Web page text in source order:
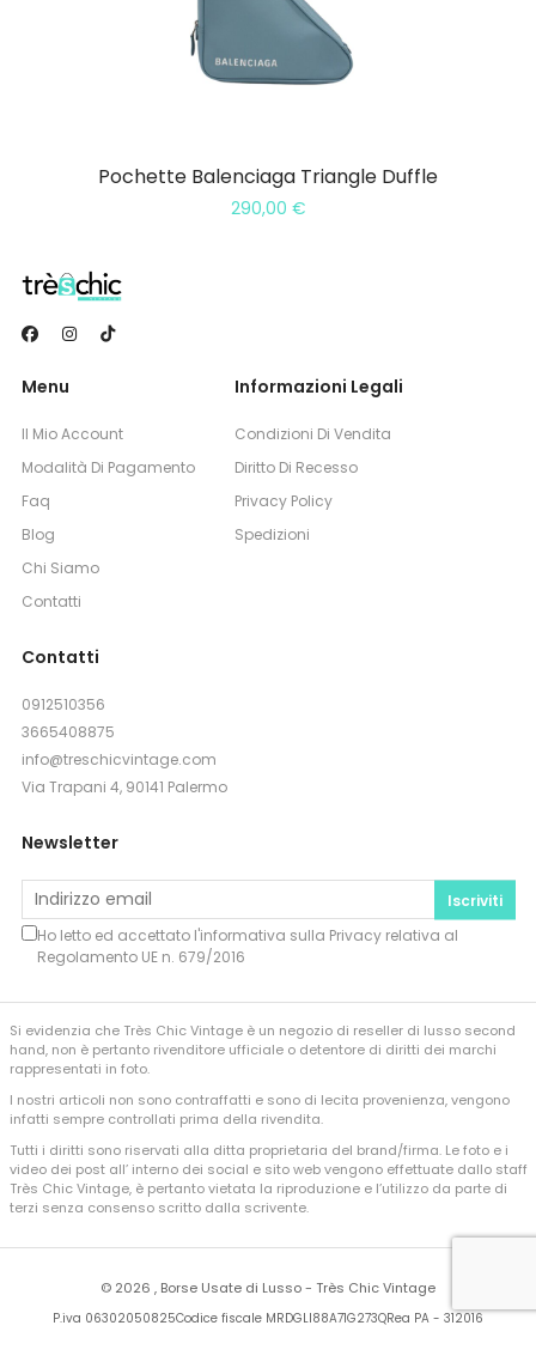
Pochette Balenciaga Triangle Duffle
290,00 €
Menu
Il Mio Account
Modalità Di Pagamento
Faq
Blog
Chi Siamo
Contatti
Informazioni Legali
Condizioni Di Vendita
Diritto Di Recesso
Privacy Policy
Spedizioni
Contatti
0912510356
3665408875
info@treschicvintage.com
Via Trapani 4, 90141 Palermo
Newsletter
Iscriviti
Ho letto ed accettato l'informativa sulla Privacyrelativa al
Regolamento UE n. 679/2016
Si evidenzia che Très Chic Vintage è un negozio di reseller di lusso second
hand, non è pertanto rivenditore ufficiale o detentore di diritti dei marchi
rappresentati in foto.
I nostri articoli non sono contraffatti e sono di lecita provenienza, vengono
infatti sempre controllati prima della rivendita.
Tutti i diritti sono riservati alla ditta proprietaria del brand/firma. Le foto e i
video dei post all’ interno dei social e sito web vengono effettuate dallo staff
Très Chic Vintage, è pertanto vietata la riproduzione e l’utilizzo da parte di
terzi senza consenso scritto dalla scrivente.
© 2026 , Borse Usate di Lusso - Très Chic Vintage
P.iva 06302050825Codice fiscale MRDGLI88A71G273QRea PA - 312016